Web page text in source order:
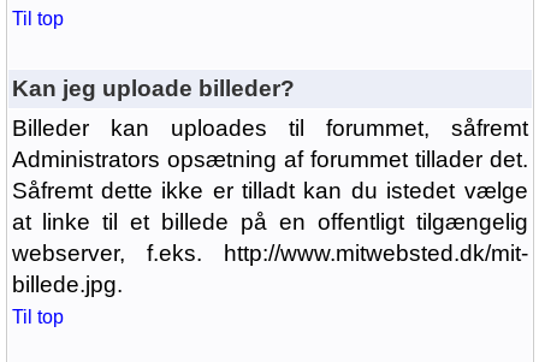
Til top
Kan jeg uploade billeder?
Billeder kan uploades til forummet, såfremt
Administrators opsætning af forummet tillader det.
Såfremt dette ikke er tilladt kan du istedet vælge
at linke til et billede på en offentligt tilgængelig
webserver, f.eks. http://www.mitwebsted.dk/mit-
billede.jpg.
Til top